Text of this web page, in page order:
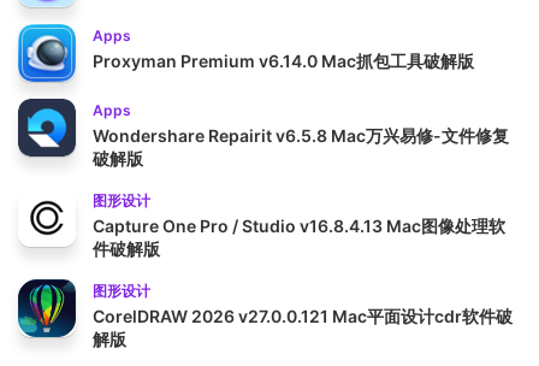
Apps
Proxyman Premium v6.14.0 Mac抓包工具破解版
Apps
Wondershare Repairit v6.5.8 Mac万兴易修-文件修复
破解版
图形设计
Capture One Pro / Studio v16.8.4.13 Mac图像处理软
件破解版
图形设计
CorelDRAW 2026 v27.0.0.121 Mac平面设计cdr软件破
解版